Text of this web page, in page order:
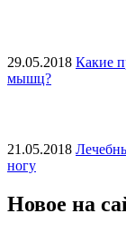
29.05.2018 Какие
мышц?
21.05.2018
ногу
Новое на